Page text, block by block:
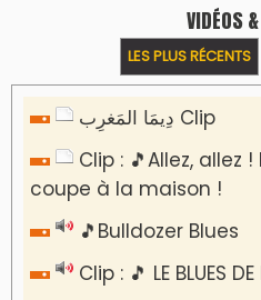
VIDÉOS
LES PLUS RÉCENTS
دِيمَا المَغرِب Clip
Clip : 🎵Allez,
coupe à la maison !
🎵Bulldozer Blues
Clip : 🎵 LE BLUES DE